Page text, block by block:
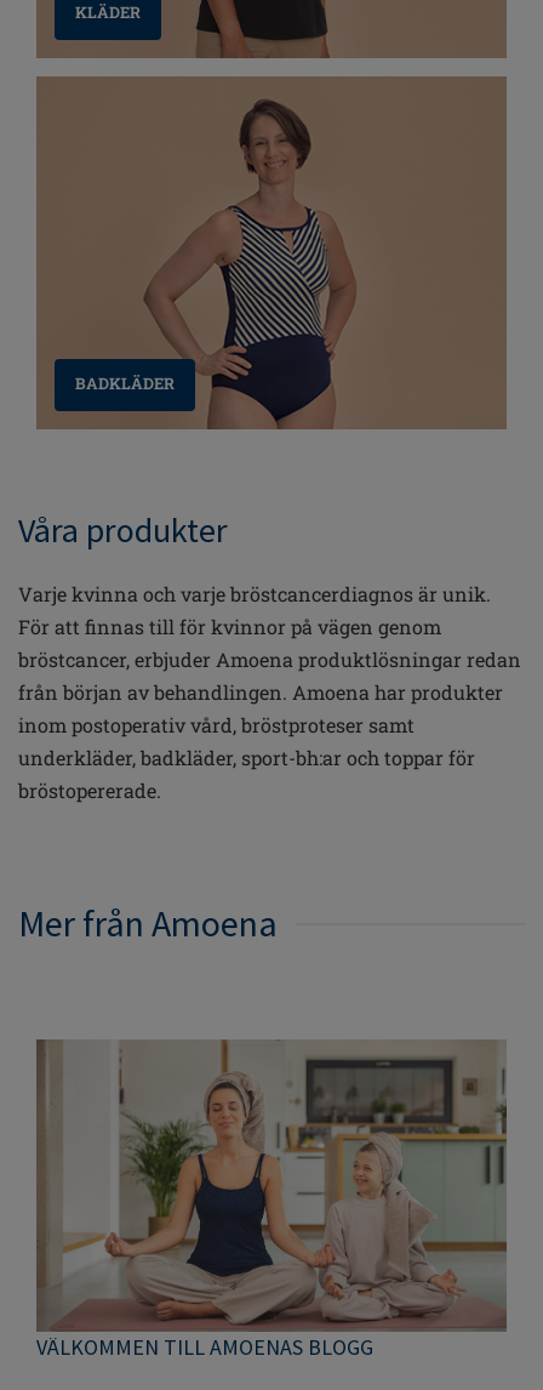
KLÄDER
BADKLÄDER
Våra produkter
Varje kvinna och varje bröstcancerdiagnos är unik.
För att finnas till för kvinnor på vägen genom
bröstcancer, erbjuder Amoena produktlösningar redan
från början av behandlingen. Amoena har produkter
inom postoperativ vård, bröstproteser samt
underkläder, badkläder, sport-bh:ar och toppar för
bröstopererade.
Mer från Amoena
VÄLKOMMEN TILL AMOENAS BLOGG